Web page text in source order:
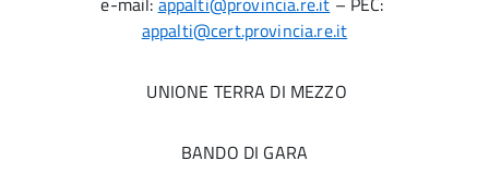
appalti@cert.provincia.re.it
UNIONE TERRA DI MEZZO
BANDO DI GARA